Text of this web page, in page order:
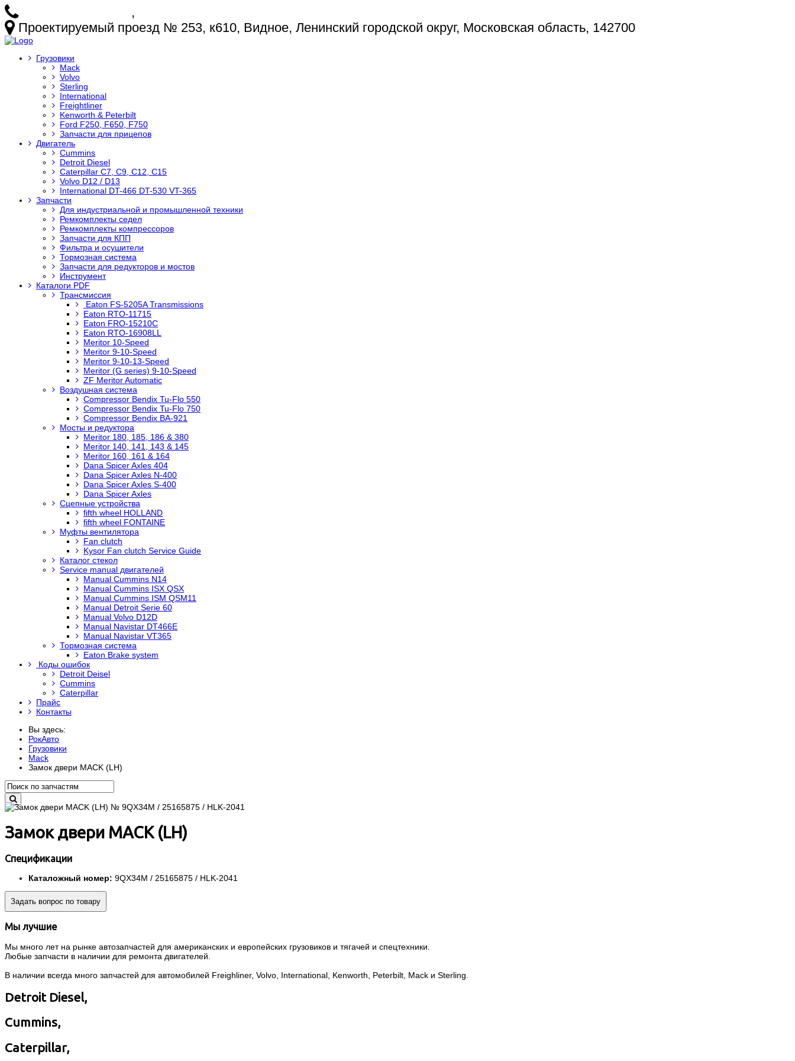
,
Проектируемый проезд № 253, к610, Видное, Ленинский городской округ, Московская область, 142700
Грузовики
Mack
Volvo
Sterling
International
Freightliner
Kenworth & Peterbilt
Ford F250, F650, F750
Запчасти для прицепов
Двигатель
Cummins
Detroit Diesel
Caterpillar C7, C9, C12, C15
Volvo D12 / D13
International DT-466 DT-530 VT-365
Запчасти
Для индустриальной и промышленной техники
Ремкомплекты седел
Ремкомплекты компрессоров
Запчасти для КПП
Фильтра и осушители
Тормозная система
Запчасти для редукторов и мостов
Инструмент
Каталоги PDF
Трансмиссия
Eaton FS-5205A Transmissions
Eaton RTO-11715
Eaton FRO-15210C
Eaton RTO-16908LL
Meritor 10-Speed
Meritor 9-10-Speed
Meritor 9-10-13-Speed
Meritor (G series) 9-10-Speed
ZF Meritor Automatic
Воздушная система
Compressor Bendix Tu-Flo 550
Compressor Bendix Tu-Flo 750
Compressor Bendix BA-921
Мосты и редуктора
Meritor 180, 185, 186 & 380
Meritor 140, 141, 143 & 145
Meritor 160, 161 & 164
Dana Spicer Axles 404
Dana Spicer Axles N-400
Dana Spicer Axles S-400
Dana Spicer Axles
Сцепные устройства
fifth wheel HOLLAND
fifth wheel FONTAINE
Муфты вентилятора
Fan clutch
Kysor Fan clutch Service Guide
Каталог стекол
Service manual двигателей
Manual Cummins N14
Manual Cummins ISX QSX
Manual Cummins ISM QSM11
Manual Detroit Serie 60
Manual Volvo D12D
Manual Navistar DT466E
Manual Navistar VT365
Тормозная система
Eaton Brake system
Коды ошибок
Detroit Deisel
Cummins
Caterpillar
Прайс
Контакты
Вы здесь:
РокАвто
Грузовики
Mack
Замок двери MACK (LH)
Замок двери MACK (LH)
Спецификации
Каталожный номер: 9QX34M / 25165875 / HLK-2041
Задать вопрос по товару
Мы лучшие
Мы много лет на рынке автозапчастей для американских и европейских грузовиков и тягачей и спецтехники.
Любые запчасти в наличии для ремонта двигателей.
В наличии всегда много запчастей для автомобилей Freighliner, Volvo, International, Kenworth, Peterbilt, Mack и Sterling.
Detroit Diesel,
Cummins,
Caterpillar,